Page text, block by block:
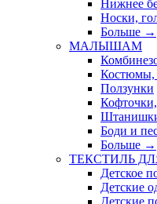
Нижнее
Носки,
Больше →
МАЛЫШАМ
Костюмы,
Ползунки
Боди и
Больше →
ТЕКСТИЛЬ
Детское
Детские
Детские